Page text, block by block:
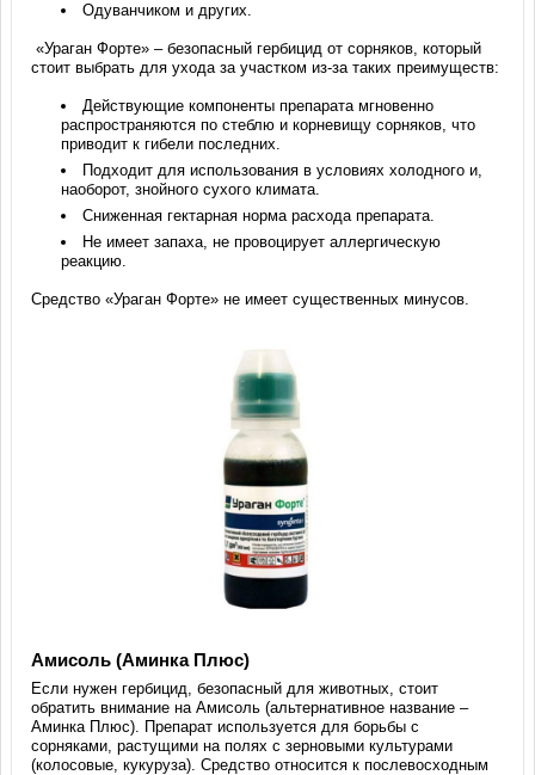
Одуванчиком и других.
«Ураган Форте» – безопасный гербицид от сорняков, который
стоит выбрать для ухода за участком из-за таких преимуществ:
Действующие компоненты препарата мгновенно
распространяются по стеблю и корневищу сорняков, что
приводит к гибели последних.
Подходит для использования в условиях холодного и,
наоборот, знойного сухого климата.
Сниженная гектарная норма расхода препарата.
Не имеет запаха, не провоцирует аллергическую
реакцию.
Средство «Ураган Форте» не имеет существенных минусов.
Амисоль (Аминка Плюс)
Если нужен гербицид, безопасный для животных, стоит
обратить внимание на Амисоль (альтернативное название –
Аминка Плюс). Препарат используется для борьбы с
сорняками, растущими на полях с зерновыми культурами
(колосовые, кукуруза). Средство относится к послевосходным